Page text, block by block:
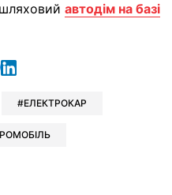
автодім на базі
у Facebook
у Xу Viber
у Whatsapp
відправити у Messenger
відправити у LinkedIn
ЕЛЕКТРОКАР